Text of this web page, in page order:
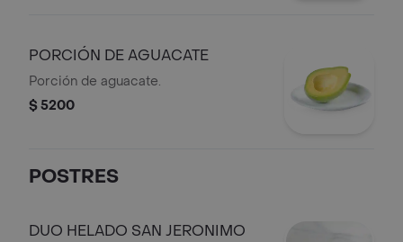
PORCIÓN DE AGUACATE
Porción de aguacate.
$ 5200
POSTRES
DUO HELADO SAN JERONIMO